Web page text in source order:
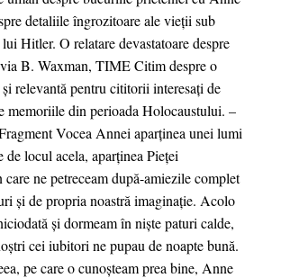
detaliile îngrozitoare ale vieții sub
Hitler. O relatare devastatoare despre
B. Waxman, TIME Citim despre o
relevantă pentru cititorii interesați de
memoriile din perioada Holocaustului. –
Vocea Annei aparținea unei lumi
de locul acela, aparținea Pieței
ne petreceam după-amiezile complet
și de propria noastră imaginație. Acolo
și dormeam în niște paturi calde,
cei iubitori ne pupau de noapte bună.
pe care o cunoșteam prea bine, Anne